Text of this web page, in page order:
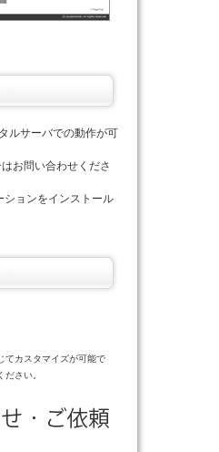
ルサーバでの動作が可
お問い合わせくださ
ションをインストール
てカスタマイズが可能で
さい。